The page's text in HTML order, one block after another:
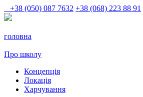
+38 (050) 087 7632 +38 (068) 223 88 91
головна
Про школу
Концепція
Локація
Харчування